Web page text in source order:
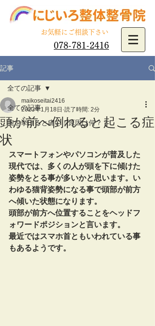
078-781-2416
​お気軽にご相談下さい
記事
全ての記事
腕を挙げると痛い！原因は何？？
全ての記事
頭が前へ倒れると起こる症
状
maikoseitai2416
2023年1月18日 読了時間: 2分
スマートフォンやパソコンが普及した
現代では、多くの人が頭を下に傾けた
姿勢をとる事が多いかと思います。い
わゆる猫背姿勢になる事で頭部が前方
へ傾いた状態になります。
頭部が前方へ位置することをヘッドフ
ォワードポジションと言います。
最近ではスマホ首ともいわれている事
もあるようです。